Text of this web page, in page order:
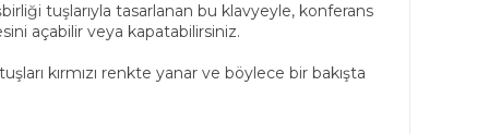
tuşlarıyla tasarlanan bu klavyeyle, konferans
açabilir veya kapatabilirsiniz.
kırmızı renkte yanar ve böylece bir bakışta